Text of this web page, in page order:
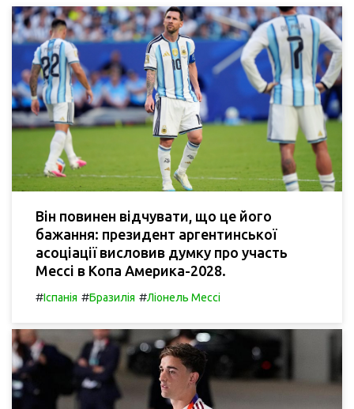
Він повинен відчувати, що це його
бажання: президент аргентинської
асоціації висловив думку про участь
Мессі в Копа Америка-2028.
#Іспанія #Бразилія #Ліонель Мессі